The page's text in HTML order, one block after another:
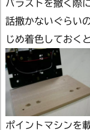
バラストを撒く際
話撒かないぐらい
じめ着色しておく
ポイントマシンを